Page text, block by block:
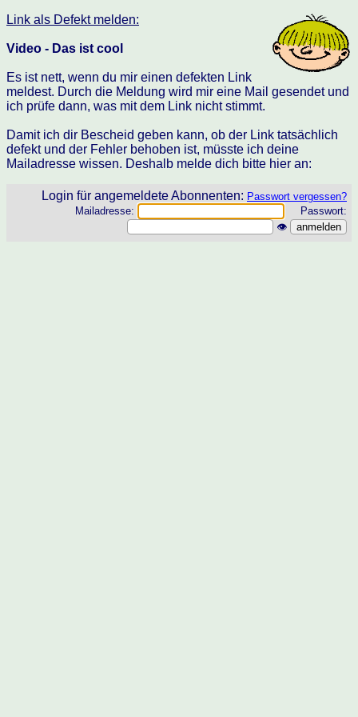
Link als Defekt melden:
Video - Das ist cool
Es ist nett, wenn du mir einen defekten Link
meldest. Durch die Meldung wird mir eine Mail gesendet und
ich prüfe dann, was mit dem Link nicht stimmt.
Damit ich dir Bescheid geben kann, ob der Link tatsächlich
defekt und der Fehler behoben ist, müsste ich deine
Mailadresse wissen. Deshalb melde dich bitte hier an:
Login für angemeldete Abonnenten: Passwort vergessen?
Mailadresse:
Passwort:
👁